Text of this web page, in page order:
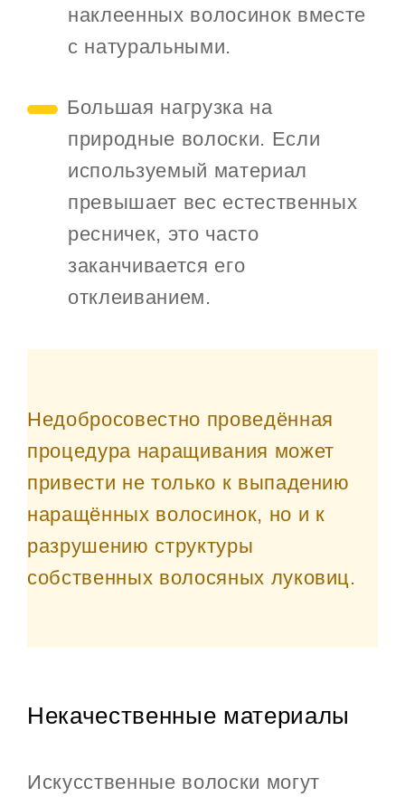
наклеенных волосинок вместе
с натуральными.
Большая нагрузка на
природные волоски. Если
используемый материал
превышает вес естественных
ресничек, это часто
заканчивается его
отклеиванием.
Недобросовестно проведённая
процедура наращивания может
привести не только к выпадению
наращённых волосинок, но и к
разрушению структуры
собственных волосяных луковиц.
Некачественные материалы
Искусственные волоски могут